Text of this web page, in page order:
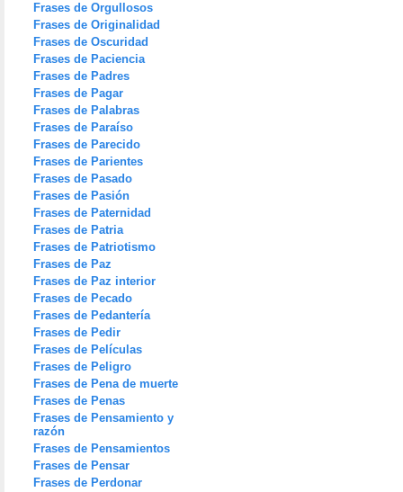
Frases de Orgullosos
Frases de Originalidad
Frases de Oscuridad
Frases de Paciencia
Frases de Padres
Frases de Pagar
Frases de Palabras
Frases de Paraíso
Frases de Parecido
Frases de Parientes
Frases de Pasado
Frases de Pasión
Frases de Paternidad
Frases de Patria
Frases de Patriotismo
Frases de Paz
Frases de Paz interior
Frases de Pecado
Frases de Pedantería
Frases de Pedir
Frases de Películas
Frases de Peligro
Frases de Pena de muerte
Frases de Penas
Frases de Pensamiento y
razón
Frases de Pensamientos
Frases de Pensar
Frases de Perdonar